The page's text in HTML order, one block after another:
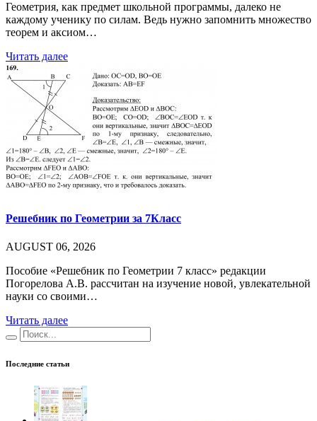
Геометрия, как предмет школьной программы, далеко не
каждому ученику по силам. Ведь нужно запомнить множество
теорем и аксиом…
Читать далее
Решебник по Геометрии за 7Класс
AUGUST 06, 2026
Пособие «Решебник по Геометрии 7 класс» редакции
Погорелова А.В. рассчитан на изучение новой, увлекательной
науки со своими…
Читать далее
Последние статьи